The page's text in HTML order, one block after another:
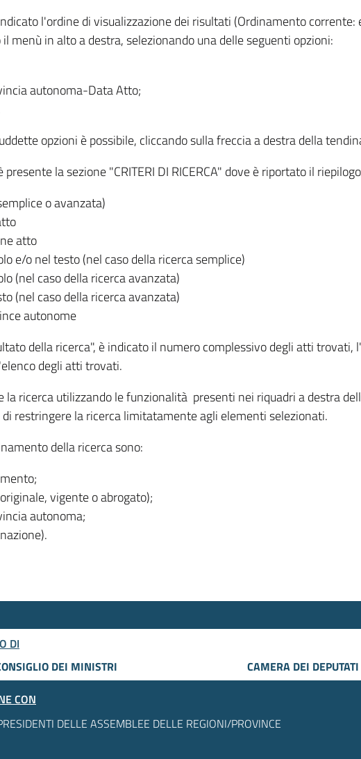
l'ordine di visualizzazione dei risultati (Ordinamento corrente:
menù in alto a destra, selezionando una delle seguenti opzioni:
autonoma-Data Atto;
opzioni è possibile, cliccando sulla freccia a destra della
presente la sezione "CRITERI DI RICERCA" dove è riportato il
o avanzata)
atto
e/o nel testo (nel caso della ricerca semplice)
(nel caso della ricerca avanzata)
(nel caso della ricerca avanzata)
autonome
della ricerca", è indicato il numero complessivo degli atti
degli atti trovati.
la ricerca utilizzando le funzionalità presenti nei riquadri a destra
restringere la ricerca limitatamente agli elementi selezionati.
della ricerca sono:
vigente o abrogato);
autonoma;
DI
DEI MINISTRI
CAMERA DEI DEPUTATI
CON
DELLE ASSEMBLEE DELLE REGIONI/PROVINCE